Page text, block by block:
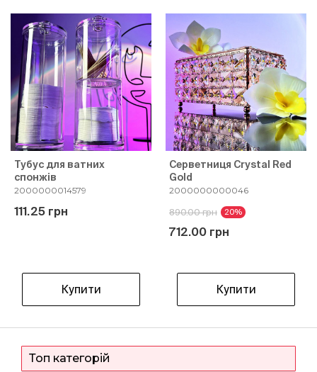
Тубус для ватних
спонжів
2000000014579
111.25 грн
Купити
Серветниця Crystal Red
Gold
2000000000046
890.00 грн 20%
712.00 грн
Купити
Топ категорій